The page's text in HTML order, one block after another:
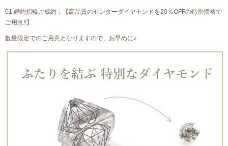
01.婚約指輪ご成約：【高品質のセンターダイヤモンドを20％OFFの特別価格で
ご用意!!】
数量限定でのご用意となりますので、お早めに♪